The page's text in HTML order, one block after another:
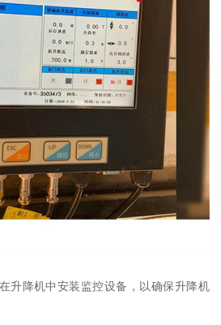
升降机中安装监控设备，以确保升降机